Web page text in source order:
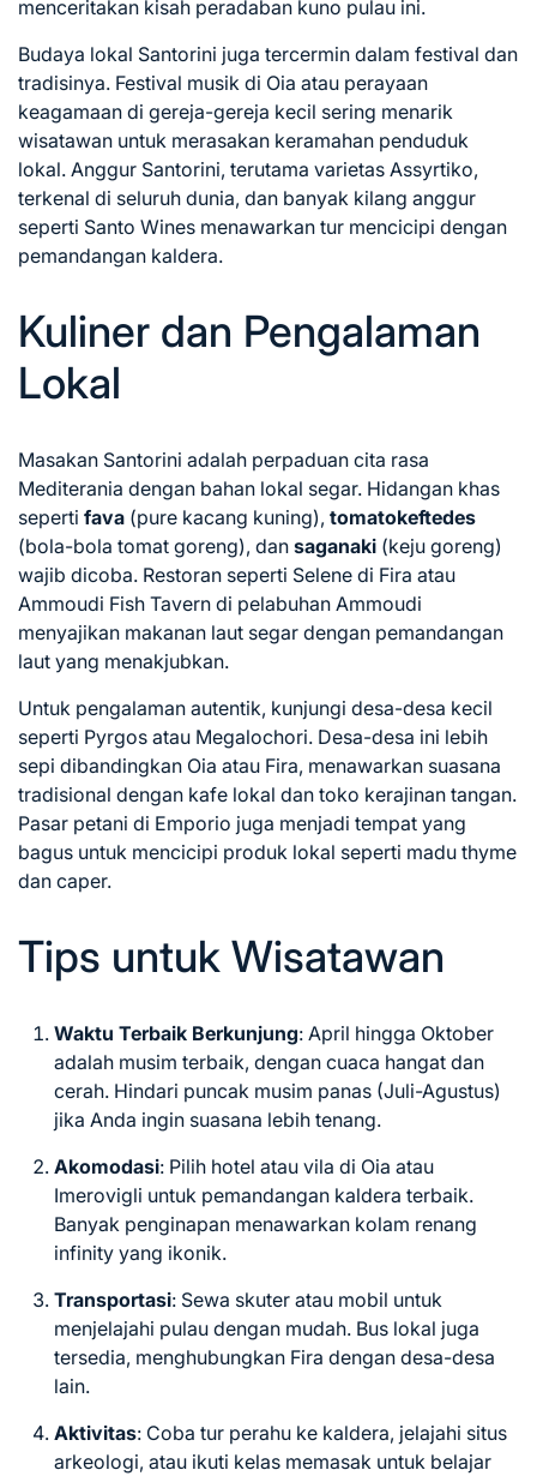
menceritakan kisah peradaban kuno pulau ini.
Budaya lokal Santorini juga tercermin dalam festival dan
tradisinya. Festival musik di Oia atau perayaan
keagamaan di gereja-gereja kecil sering menarik
wisatawan untuk merasakan keramahan penduduk
lokal. Anggur Santorini, terutama varietas Assyrtiko,
terkenal di seluruh dunia, dan banyak kilang anggur
seperti Santo Wines menawarkan tur mencicipi dengan
pemandangan kaldera.
Kuliner dan Pengalaman
Lokal
Masakan Santorini adalah perpaduan cita rasa
Mediterania dengan bahan lokal segar. Hidangan khas
seperti fava (pure kacang kuning), tomatokeftedes
(bola-bola tomat goreng), dan saganaki (keju goreng)
wajib dicoba. Restoran seperti Selene di Fira atau
Ammoudi Fish Tavern di pelabuhan Ammoudi
menyajikan makanan laut segar dengan pemandangan
laut yang menakjubkan.
Untuk pengalaman autentik, kunjungi desa-desa kecil
seperti Pyrgos atau Megalochori. Desa-desa ini lebih
sepi dibandingkan Oia atau Fira, menawarkan suasana
tradisional dengan kafe lokal dan toko kerajinan tangan.
Pasar petani di Emporio juga menjadi tempat yang
bagus untuk mencicipi produk lokal seperti madu thyme
dan caper.
Tips untuk Wisatawan
Waktu Terbaik Berkunjung: April hingga Oktober
adalah musim terbaik, dengan cuaca hangat dan
cerah. Hindari puncak musim panas (Juli-Agustus)
jika Anda ingin suasana lebih tenang.
Akomodasi: Pilih hotel atau vila di Oia atau
Imerovigli untuk pemandangan kaldera terbaik.
Banyak penginapan menawarkan kolam renang
infinity yang ikonik.
Transportasi: Sewa skuter atau mobil untuk
menjelajahi pulau dengan mudah. Bus lokal juga
tersedia, menghubungkan Fira dengan desa-desa
lain.
Aktivitas: Coba tur perahu ke kaldera, jelajahi situs
arkeologi, atau ikuti kelas memasak untuk belajar